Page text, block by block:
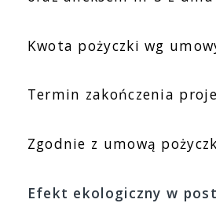
Kwota pożyczki wg
Termin zakończenia
Zgodnie z umową
Efekt ekologiczny w